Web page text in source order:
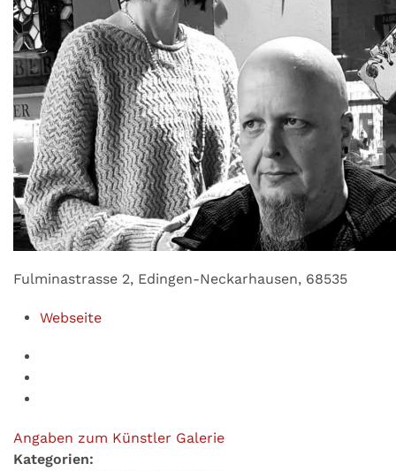
Fulminastrasse 2, Edingen-Neckarhausen, 68535
Webseite
Angaben zum Künstler Galerie
Kategorien: